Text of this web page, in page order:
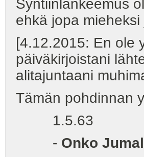
Syntiinlankeemus
ehkä jopa
[4.12.2015: En ole
päiväkirjoistani
alitajuntaani
Tämän pohdinnan
1.5.63 >
- Onko